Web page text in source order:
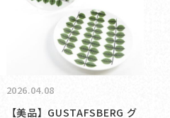
2026.04.08
【美品】GUSTAFSBERG グ